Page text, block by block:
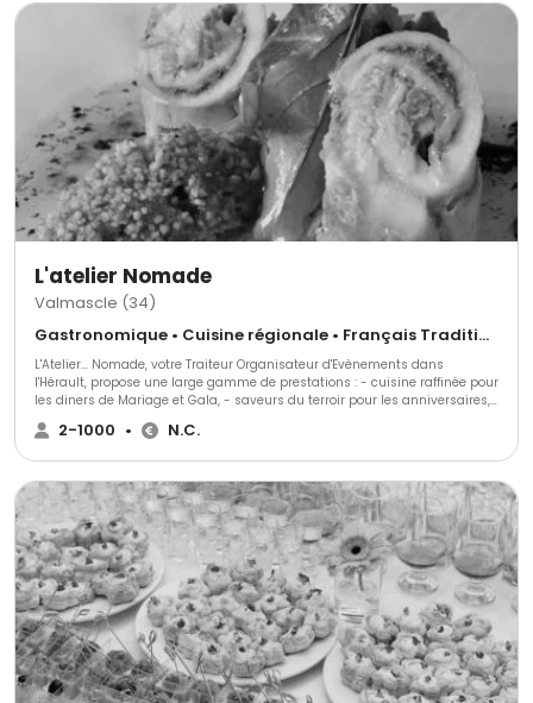
L'atelier Nomade
Valmascle (34)
Gastronomique • Cuisine régionale • Français Traditionnel
L'Atelier... Nomade, votre Traiteur Organisateur d'Evènements dans
l'Hérault, propose une large gamme de prestations : - cuisine raffinée pour
les diners de Mariage et Gala, - saveurs du terroir pour les anniversaires,
les repas professionnels et associatifs,- livraison de plateaux-repas pour
vos réunions de travail, - services du Chef à domicile,Notre sensibilité à
l'agriculture biologique.
2-1000 • N.C.